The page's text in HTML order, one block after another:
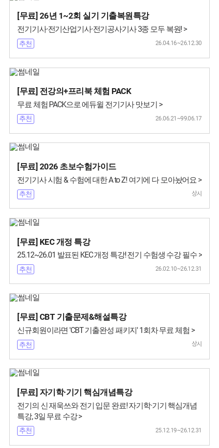
[무료] 26년 1~2회 실기 기출복원특강
전기기사·전기산업기사·전기공사기사 3종 모두 복원! >
추천 26.04.16~26.12.30
[무료] 전강의+프리북 체험 PACK
무료 체험 PACK으로 에듀윌 전기기사 맛보기 >
추천 26.06.21~99.06.17
[무료] 2026 초보수험가이드
전기기사 시험 & 수험에 대한 A to Z! 여기에 다 모아놨어요 >
추천 상시
[무료] KEC 개정 특강
25.12~26.01 발표된 KEC 개정 특강! 전기 수험생 수강 필수 >
추천 26.02.10~26.12.31
[무료] CBT 기출문제&해설특강
신규회원이라면 'CBT 기출완성 패키지' 1회차 무료 체험 >
추천 상시
[무료] 자기학·기기 핵심개념특강
전기의 신 재욱쓰와 전기 입문 완료! 자기학·기기 핵심개념
특강, 3일 무료 수강 >
추천 25.12.19~26.12.31